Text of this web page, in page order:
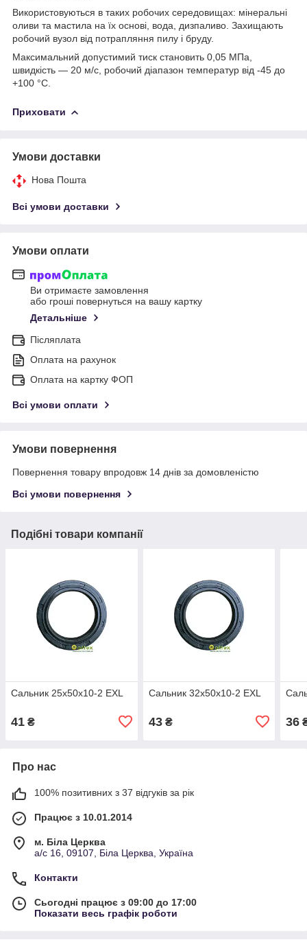
Використовуються в таких робочих середовищах: мінеральні
оливи та мастила на їх основі, вода, дизпаливо. Захищають
робочий вузол від потрапляння пилу і бруду.
Максимальний допустимий тиск становить 0,05 МПа,
швидкість — 20 м/с, робочий діапазон температур від -45 до
+100 °C.
Приховати
Умови доставки
Нова Пошта
Всі умови доставки
Умови оплати
Ви отримаєте замовлення
або гроші повернуться на вашу картку
Детальніше
Післяплата
Оплата на рахунок
Оплата на картку ФОП
Всі умови оплати
Умови повернення
Повернення товару впродовж 14 днів за домовленістю
Всі умови повернення
Подібні товари компанії
Сальник 25х50х10-2 EXL
41 ₴
Сальник 32х50х10-2 EXL
43₴ 36
Про нас
100% позитивних з 37 відгуків за рік
Працює з 10.01.2014
м. Біла Церква
а/с 16, 09107, Біла Церква, Україна
Контакти
Сьогодні працює з 09:00 до 17:00
Показати весь графік роботи